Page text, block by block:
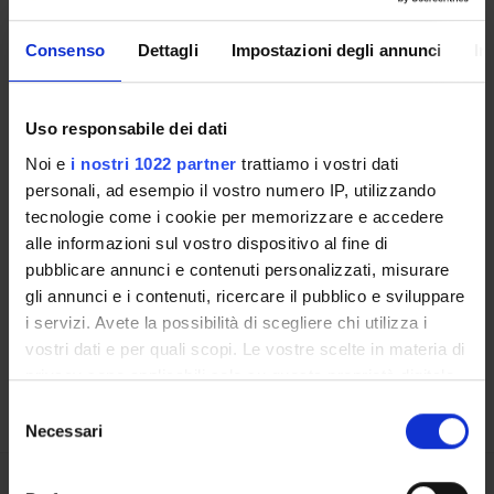
Consenso Dettagli Impostazioni degli annunci
Uso responsabile dei dati
Noi e i nostri 1022 partner trattiamo i vostri dati
personali, ad esempio il vostro numero IP, utilizzando
tecnologie come i cookie per memorizzare e accedere
alle informazioni sul vostro dispositivo al fine di
pubblicare annunci e contenuti personalizzati, misurare
gli annunci e i contenuti, ricercare il pubblico e sviluppare
i servizi. Avete la possibilità di scegliere chi utilizza i
vostri dati e per quali scopi. Le vostre scelte in materia di
privacy sono applicabili solo su questa proprietà digitale
modificare o revocare il proprio consenso in qualsiasi
momento dalla Dichiarazione sui cookie o facendo clic
delNecessari
External Funding Bodies
Contacts
People
Places
Calendar